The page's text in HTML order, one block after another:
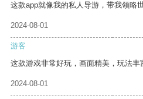
这款app就像我的私人导游，带我领略
2024-08-01
游客
这款游戏非常好玩，画面精美，玩法丰
2024-08-01